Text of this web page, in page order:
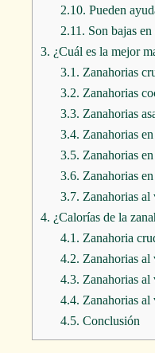
2.10. Pueden
2.11. Son bajas
3. ¿Cuál es la mejor
3.1. Zanahorias
3.2. Zanahorias
3.3. Zanahorias
3.4. Zanahorias
3.5. Zanahorias
3.6. Zanahorias
3.7. Zanahorias al
4. ¿Calorías de la
4.1. Zanahoria
4.2. Zanahorias al
4.3. Zanahorias al
4.4. Zanahorias al
4.5. Conclusión